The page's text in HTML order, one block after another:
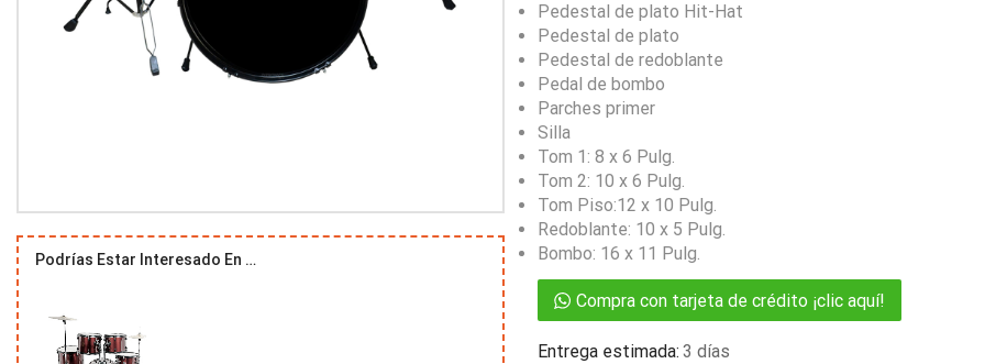
Podrías Estar Interesado En …
Pedestal de plato Hit-Hat
Pedestal de plato
Pedestal de redoblante
Pedal de bombo
Parches primer
Silla
Tom 1: 8 x 6 Pulg.
Tom 2: 10 x 6 Pulg.
Tom Piso:12 x 10 Pulg.
Redoblante: 10 x 5 Pulg.
Bombo: 16 x 11 Pulg.
Compra con tarjeta de crédito ¡clic aquí!
Entrega estimada: 3 días